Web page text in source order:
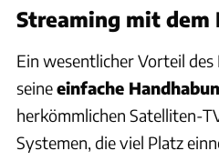
Streaming mit dem
Ein wesentlicher Vorteil
seineeinfache
herkömmlichen Satelliten-
Systemen, die viel Platz